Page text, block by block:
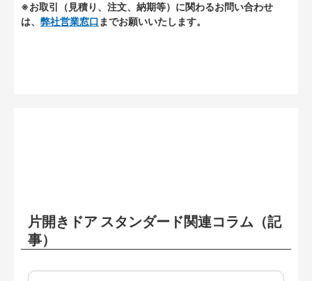
※お取引（見積り、注文、納期等）に関わるお問い合わせ
は、 弊社営業窓口 までお願いいたします。
片開きドア スタンダード関連コラム（記
事）